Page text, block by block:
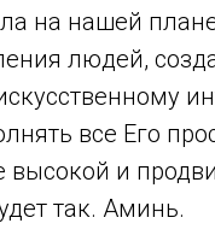
на нашей
людей,
все Его
и
так. Аминь.